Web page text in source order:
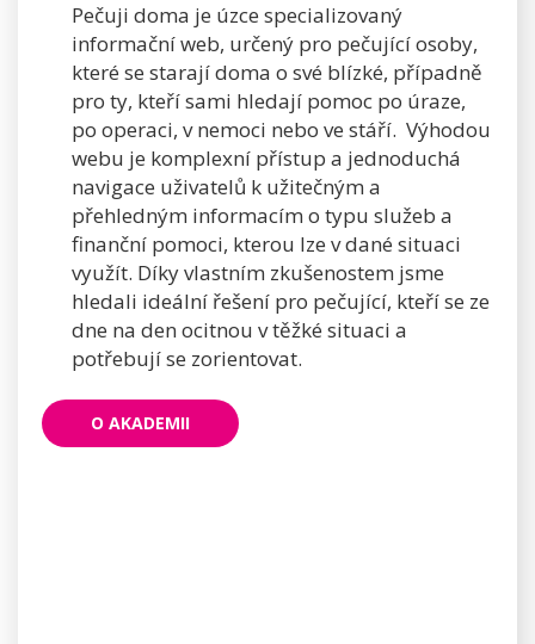
Pečuji doma je úzce specializovaný
informační web, určený pro pečující osoby,
které se starají doma o své blízké, případně
pro ty, kteří sami hledají pomoc po úraze,
po operaci, v nemoci nebo ve stáří. Výhodou
webu je komplexní přístup a jednoduchá
navigace uživatelů k užitečným a
přehledným informacím o typu služeb a
finanční pomoci, kterou lze v dané situaci
využít. Díky vlastním zkušenostem jsme
hledali ideální řešení pro pečující, kteří se ze
dne na den ocitnou v těžké situaci a
potřebují se zorientovat.
O AKADEMII